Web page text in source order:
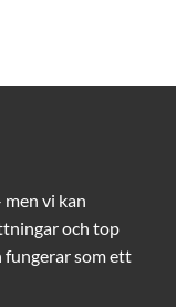
vi kan
och top
som ett